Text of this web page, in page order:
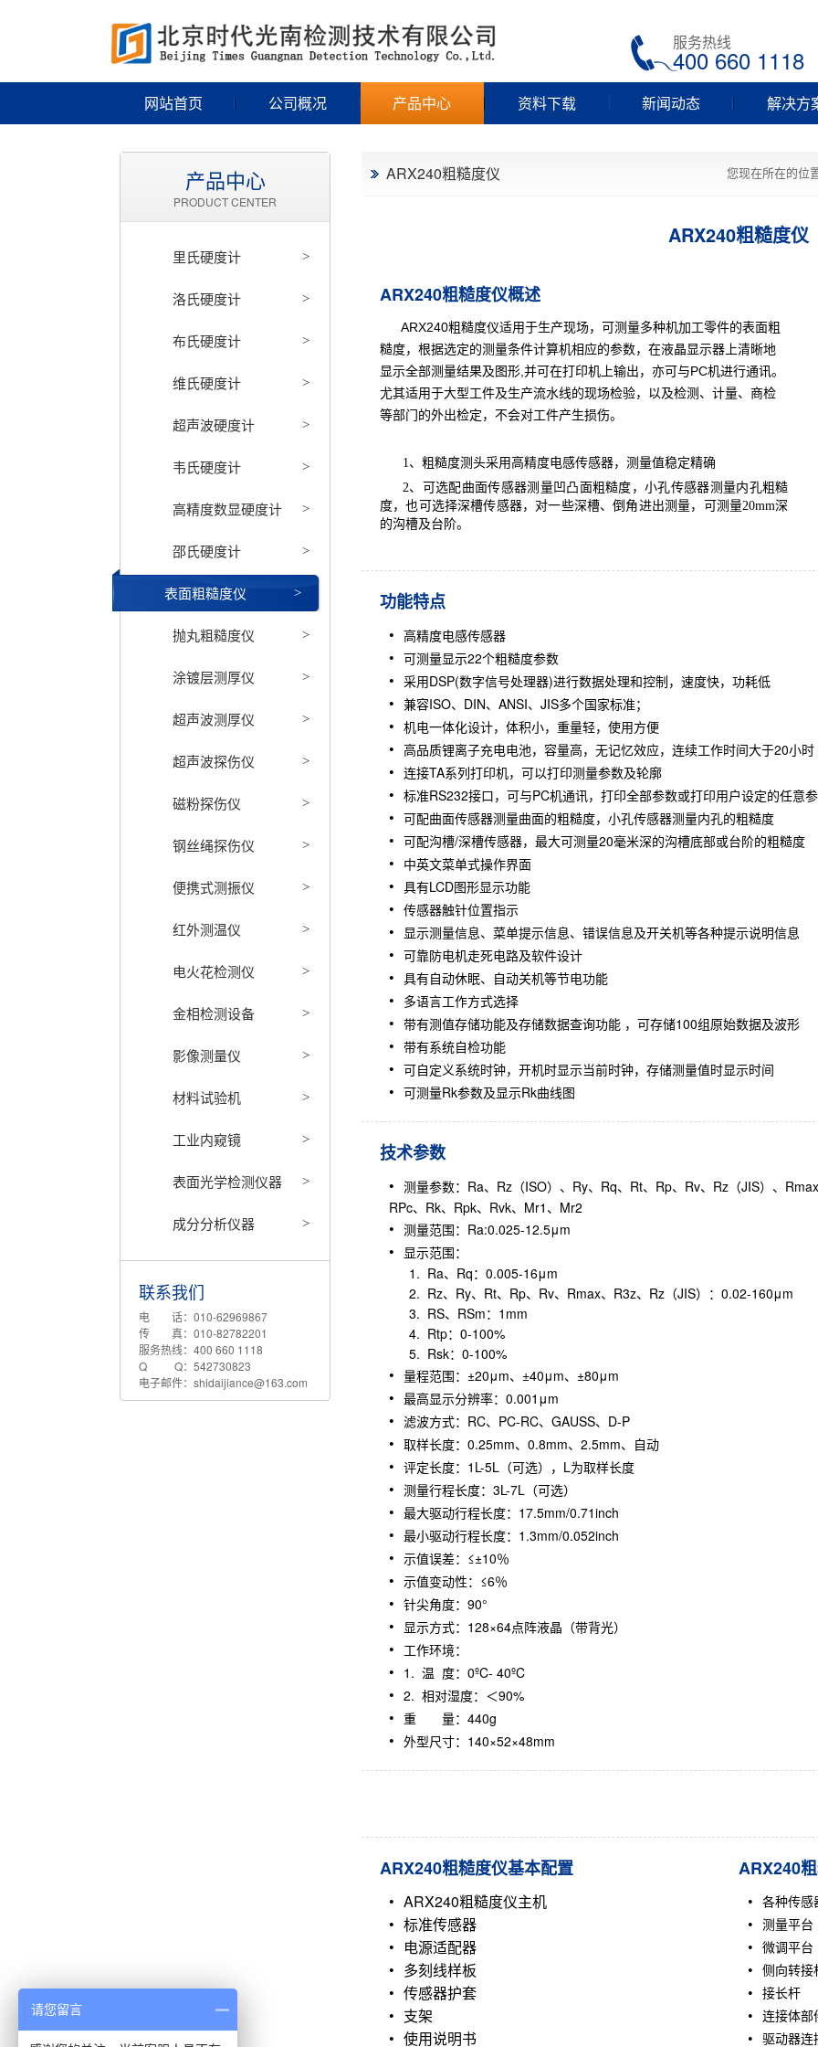
服务热线
400 660 1118
网站首页 公司概况 产品中心 资料下载 新闻动态 解决方
ARX240粗糙度仪 您现在所在的位
ARX240粗糙度仪
ARX240粗糙度仪概述
ARX240粗糙度仪适用于生产现场，可测量多种机加工零件的表面粗
糙度，根据选定的测量条件计算机相应的参数，在液晶显示器上清晰地
显示全部测量结果及图形 并可在打印机上输出，亦可与PC机进行通讯。
尤其适用于大型工件及生产流水线的现场检验，以及检测、计量、商检
等部门的外出检定，不会对工件产生损伤。
1、粗糙度测头采用高精度电感传感器，测量值稳定精确
2、可选配曲面传感器测量凹凸面粗糙度，小孔传感器测量内孔粗糙
度，也可选择深槽传感器，对一些深槽、倒角进出测量，可测量20mm深
的沟槽及台阶。
功能特点
高精度电感传感器
可测量显示22个粗糙度参数
采用DSP(数字信号处理器)进行数据处理和控制，速度快，功耗低
兼容ISO、DIN、ANSI、JIS多个国家标准；
机电一体化设计，体积小，重量轻，使用方便
高品质锂离子充电电池，容量高，无记忆效应，连续工作时间大于20小时
连接TA系列打印机，可以打印测量参数及轮廓
标准RS232接口，可与PC机通讯，打印全部参数或打印用户设定的任意
可配曲面传感器测量曲面的粗糙度，小孔传感器测量内孔的粗糙度
可配沟槽/深槽传感器，最大可测量20毫米深的沟槽底部或台阶的粗糙度
中英文菜单式操作界面
具有LCD图形显示功能
传感器触针位置指示
显示测量信息、菜单提示信息、错误信息及开关机等各种提示说明信息
可靠防电机走死电路及软件设计
具有自动休眠、自动关机等节电功能
多语言工作方式选择
带有测值存储功能及存储数据查询功能 ，可存储100组原始数据及波形
带有系统自检功能
可自定义系统时钟，开机时显示当前时钟，存储测量值时显示时间
可测量Rk参数及显示Rk曲线图
技术参数
测量参数：Ra、Rz（ISO）、Ry、Rq、Rt、Rp、Rv、Rz（JIS）、
RPc、Rk、Rpk、Rvk、Mr1、Mr2
测量范围：Ra:0.025-12.5μm
显示范围：
1. Ra、Rq：0.005-16μm
2. Rz、Ry、Rt、Rp、Rv、Rmax、R3z、Rz（JIS）：0.02-160μm
3. RS、RSm：1mm
4. Rtp：0-100%
5. Rsk：0-100%
量程范围：±20μm、±40μm、±80μm
最高显示分辨率：0.001μm
滤波方式：RC、PC-RC、GAUSS、D-P
取样长度：0.25mm、0.8mm、2.5mm、自动
评定长度：1L-5L（可选），L为取样长度
测量行程长度：3L-7L（可选）
最大驱动行程长度：17.5mm/0.71inch
最小驱动行程长度：1.3mm/0.052inch
示值误差：≤±10％
示值变动性：≤6％
针尖角度：90°
显示方式：128×64点阵液晶（带背光）
工作环境：
1. 温 度：0ºC- 40ºC
2. 相对湿度：＜90%
重 量：440g
外型尺寸：140×52×48mm
ARX240粗糙度仪基本配置
ARX240粗糙度仪主机
标准传感器
电源适配器
多刻线样板
传感器护套
支架
使用说明书
ARX240
各种传感
测量平台
微调平台
侧向转接
接长杆
连接体部
驱动器连
产品中心
PRODUCT CENTER
里氏硬度计 >
洛氏硬度计 >
布氏硬度计 >
维氏硬度计 >
超声波硬度计 >
韦氏硬度计 >
高精度数显硬度计 >
邵氏硬度计 >
表面粗糙度仪 >
抛丸粗糙度仪 >
涂镀层测厚仪 >
超声波测厚仪 >
超声波探伤仪 >
磁粉探伤仪 >
钢丝绳探伤仪 >
便携式测振仪 >
红外测温仪 >
电火花检测仪 >
金相检测设备 >
影像测量仪 >
材料试验机 >
工业内窥镜 >
表面光学检测仪器 >
成分分析仪器 >
联系我们
电 话：010-62969867
传 真：010-82782201
服务热线：400 660 1118
Q Q：542730823
电子邮件：shidaijiance@163.com
请您留言